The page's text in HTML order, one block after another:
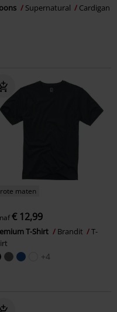
Supernatural Cardigan
maten
€ 12,99
T-Shirt Brandit
T-
+4